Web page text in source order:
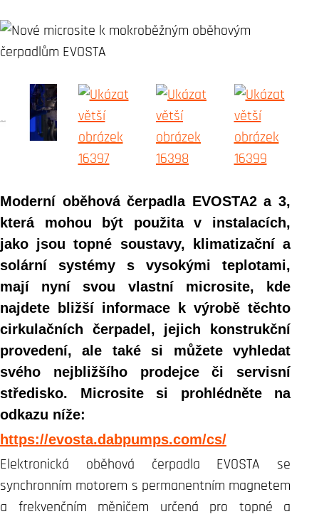
Moderní oběhová čerpadla EVOSTA2 a 3,
která mohou být použita v instalacích,
jako jsou topné soustavy, klimatizační a
solární systémy s vysokými teplotami,
mají nyní svou vlastní microsite, kde
najdete bližší informace k výrobě těchto
cirkulačních čerpadel, jejich konstrukční
provedení, ale také si můžete vyhledat
svého nejbližšího prodejce či servisní
středisko. Microsite si prohlédněte na
odkazu níže:
https://evosta.dabpumps.com/cs/
Elektronická oběhová čerpadla EVOSTA se
synchronním motorem s permanentním magnetem
a frekvenčním měničem určená pro topné a